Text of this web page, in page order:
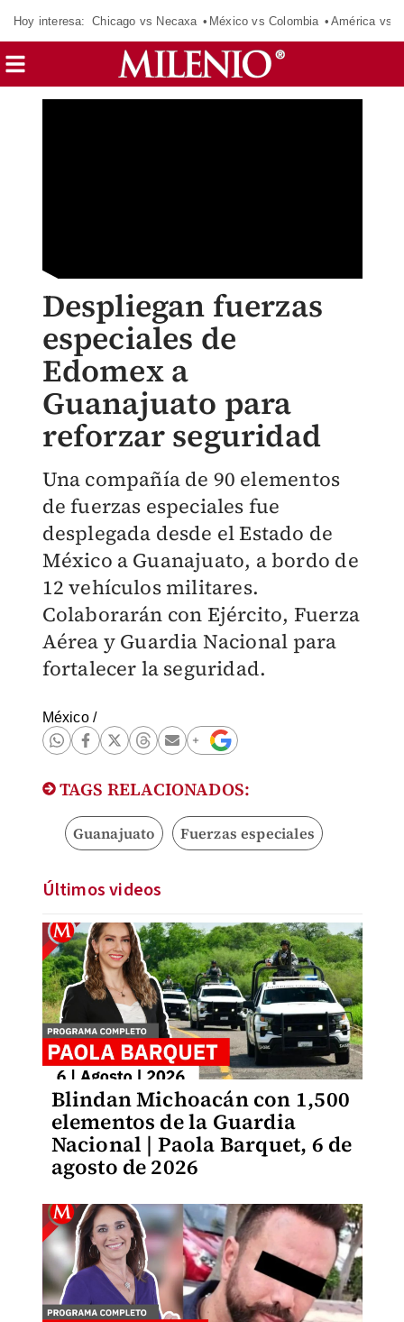
Hoy interesa: Chicago vs Necaxa México vs Colombia América vs
Despliegan fuerzas
especiales de
Edomex a
Guanajuato para
reforzar seguridad
Una compañía de 90 elementos
de fuerzas especiales fue
desplegada desde el Estado de
México a Guanajuato, a bordo de
12 vehículos militares.
Colaborarán con Ejército, Fuerza
Aérea y Guardia Nacional para
fortalecer la seguridad.
México/
TAGS RELACIONADOS:
Guanajuato Fuerzas especiales
Últimos videos
Blindan Michoacán con 1,500
elementos de la Guardia
Nacional | Paola Barquet, 6 de
agosto de 2026